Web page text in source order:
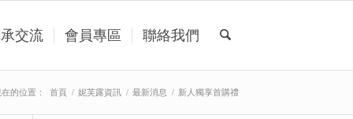
交流 會員專區 聯絡我們
的位置： 首頁 / 妮芙露資訊 / 最新消息 / 新人獨享首購禮